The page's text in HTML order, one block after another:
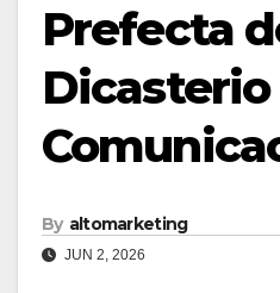
Prefecta
Dicasterio
By altomarketing
JUN 2, 2026